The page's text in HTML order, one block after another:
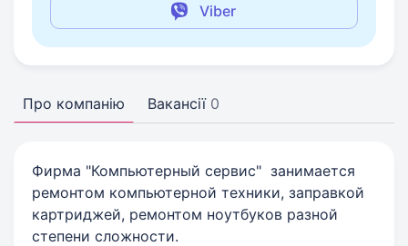
Viber
Про компанію Вакансії 0
Фирма "Компьютерный сервис" занимается
ремонтом компьютерной техники, заправкой
картриджей, ремонтом ноутбуков разной
степени сложности.